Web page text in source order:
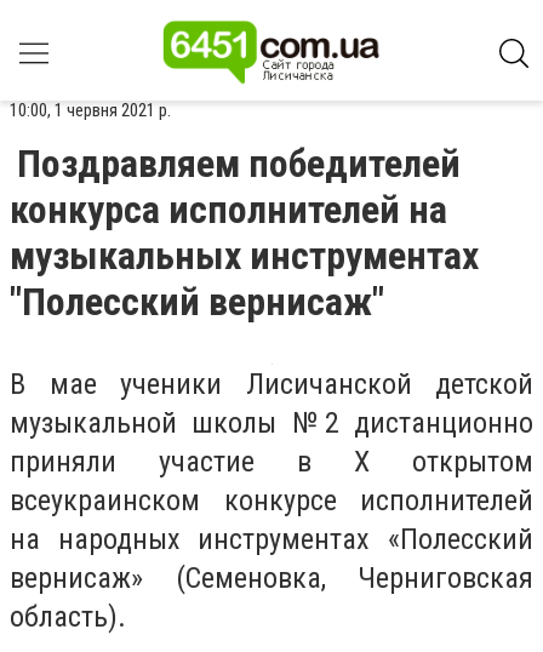
10:00, 1 червня 2021 р.
Поздравляем победителей
конкурса исполнителей на
музыкальных инструментах
"Полесский вернисаж"
В мае ученики Лисичанской детской
музыкальной школы №2 дистанционно
приняли участие в Х открытом
всеукраинском конкурсе исполнителей
на народных инструментах «Полесский
вернисаж» (Семеновка, Черниговская
область).